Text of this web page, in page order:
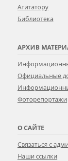
Агитатору
Библиотека
АРХИВ
Официальные
Фоторепортажи
О САЙТЕ
Связаться с
Наши ссылки